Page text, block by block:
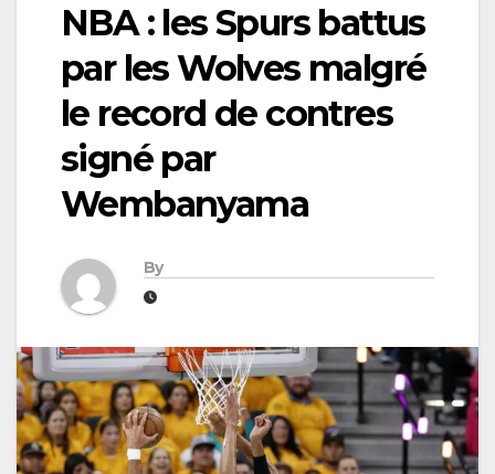
NBA : les Spurs battus
par les Wolves malgré
le record de contres
signé par
Wembanyama
By